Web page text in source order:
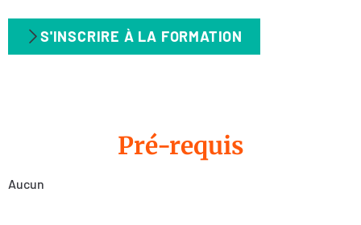
S'INSCRIRE À LA FORMATION
Pré-requis
Aucun